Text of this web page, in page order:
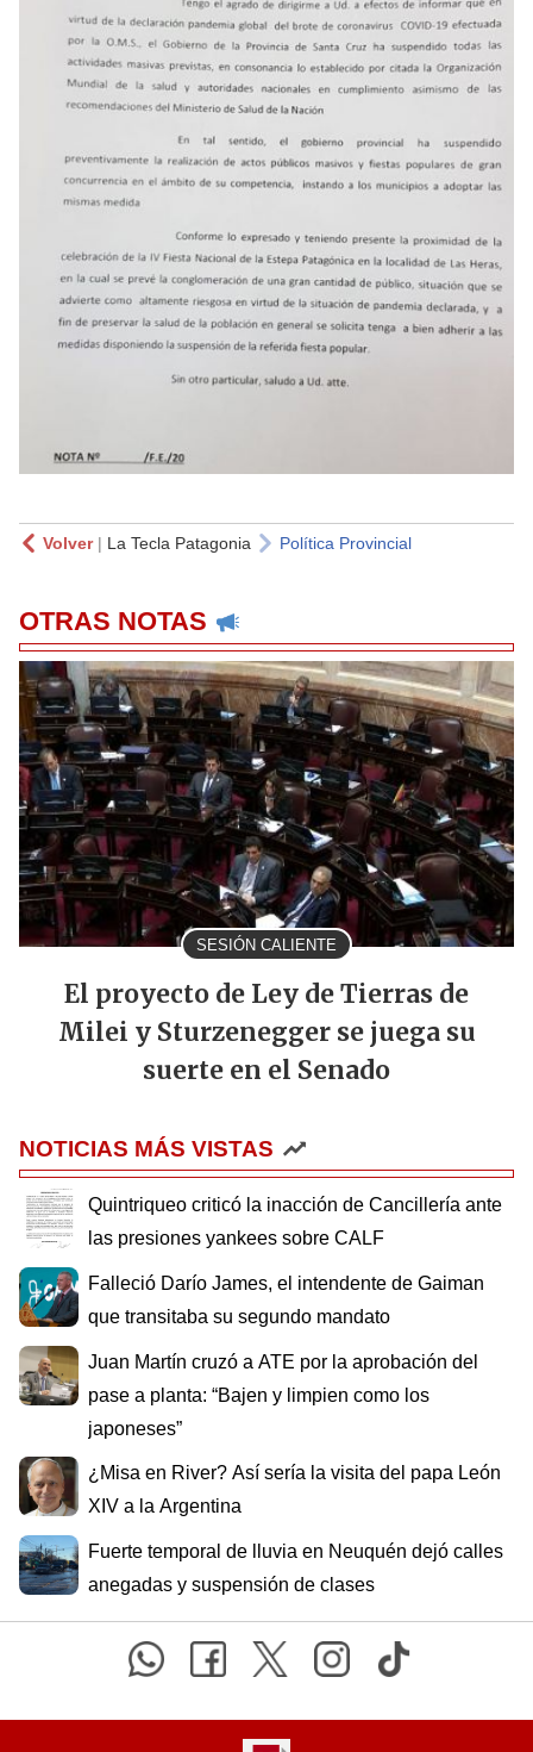
Volver| La Tecla Patagonia Política Provincial
OTRAS NOTAS
SESIÓN CALIENTE
El proyecto de Ley de Tierras de
Milei y Sturzenegger se juega su
suerte en el Senado
NOTICIAS MÁS VISTAS
Quintriqueo criticó la inacción de Cancillería ante
las presiones yankees sobre CALF
Falleció Darío James, el intendente de Gaiman
que transitaba su segundo mandato
Juan Martín cruzó a ATE por la aprobación del
pase a planta: “Bajen y limpien como los
japoneses”
¿Misa en River? Así sería la visita del papa León
XIV a la Argentina
Fuerte temporal de lluvia en Neuquén dejó calles
anegadas y suspensión de clases